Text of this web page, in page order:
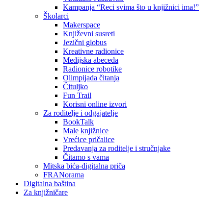
Kampanja “Reci svima što u knjižnici ima!”
Školarci
Makerspace
Književni susreti
Jezični globus
Kreativne radionice
Medijska abeceda
Radionice robotike
Olimpijada čitanja
Čituljko
Fun Trail
Korisni online izvori
Za roditelje i odgajatelje
BookTalk
Male knjižnice
Vrećice pričalice
Predavanja za roditelje i stručnjake
Čitamo s vama
Mitska bića-digitalna priča
FRANorama
Digitalna baština
Za knjižničare